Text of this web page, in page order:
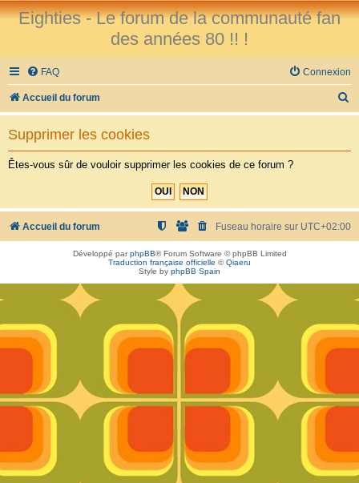
Eighties - Le forum de la communauté fan
des années 80 !! !
FAQ Connexion
Accueil du forum
e
h
r
Supprimer les cookies
Êtes-vous sûr de vouloir supprimer les cookies de ce forum ?
Accueil du forum Fuseau horaire sur UTC+02:00
Développé parphpBB® Forum Software © phpBB Limited
Traduction française officielle ©Qiaeru
Style by phpBB Spain